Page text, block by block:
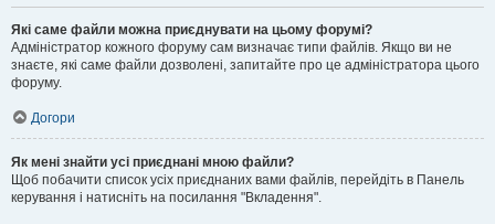
Які саме файли можна приєднувати на цьому форумі?
Адміністратор кожного форуму сам визначає типи файлів. Якщо ви не
знаєте, які саме файли дозволені, запитайте про це адміністратора цього
форуму.
Догори
Як мені знайти усі приєднані мною файли?
Щоб побачити список усіх приєднаних вами файлів, перейдіть в Панель
керування і натисніть на посилання "Вкладення".